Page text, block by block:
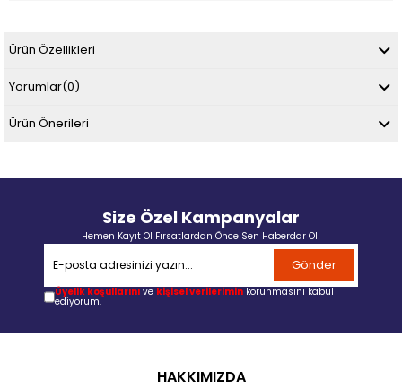
Ürün Özellikleri
Yorumlar(0)
Ürün Önerileri
Size Özel Kampanyalar
Hemen Kayıt Ol Fırsatlardan Önce Sen Haberdar Ol!
Gönder
Üyelik koşullarını ve kişisel verilerimin korunmasını kabul
ediyorum.
HAKKIMIZDA